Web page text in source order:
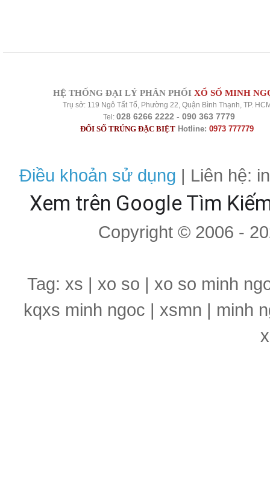
HỆ THỐNG ĐẠI LÝ PHÂN PHỐI XỔ SỐ MINH
Trụ sở: 119 Ngô Tất Tố, Phường 22, Quận Bình Thạnh, TP.
Tel: 028 6266 2222 - 090 363 7779
ĐỔI SỐ TRÚNG ĐẶC BIỆT Hotline: 0973 777779
Điều khoản sử dụng | Liên hệ:
Xem trên Google Tìm
Copyright © 2006 -
Tag: xs | xo so | xo so minh
kqxs minh ngoc | xsmn | minh